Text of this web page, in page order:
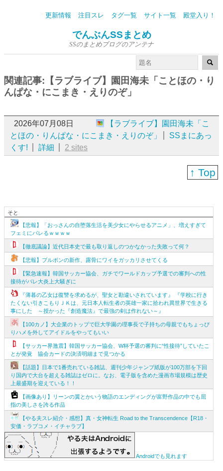
更新情報 注目スレ タグ一覧 サイト一覧 殿堂入り！
でんぶんSSまとめ
SSのまとめブログのアンテナ
関連記事:【ラブライブ】園田海未「ことほの・り
んぱな・にこまき・えりのぞ」
2026年07月08日
【ラブライブ】園田海未「こ
とほの・りんぱな・にこまき・えりのぞ」
SSまにあっ
くす!
詳細 2 sites
↑ Top
そと
【悲報】「おっさんの自堕落生活を美少女にやらせるアニメ」、増えすぎて
フェミにバレるｗｗｗｗ
【徹底議論】近代日本史で最も取り返しのつかなかった失敗って何？
【悲報】ブルボンの新作、露骨にワイをガッカリさせてくる
【緊急速報】韓国サッカー協会、ガチでワールドカップ予選での審判への性
接待がバレ大炎上大騒ぎに
『薄暮の乙女は復讐を求めるが、聖女と勘違いされています』 『学校に行き
たくない引きこもりＪＫは、元日本人転生者の英雄一家に拾われ異世界で生きる
事にした ～授かった『創造魔法』で最強の剣は作れない～』
【100カノ】大企業のトップで巨大学園の理事長で子持ちの母親でもちょっぴ
りハメを外してアイドルをやってもいい
【サッカー界激震】韓国サッカー協会、W杯予選の審判に“性接待”していたこ
とが発覚 協会カードの決済明細まで見つかる
【話題】日本で1番売れている雑誌、週刊少年ジャンプ紙版が100万部を下回
り国内で大台を超える雑誌はゼロに。なお、電子版を含めた漫画市場規模は歴史
上最盛期を迎えている！！
【画像あり】リーンの翼とかいう物語のエンディングが富野作品の中でも屈
指の美しさを誇る作品
【やる夫スレ紹介・感想】真・女神転生 Road to the Transcendence【R18・
安価・ラブコメ・イチャラブ】
Androidでも見れます